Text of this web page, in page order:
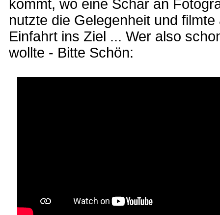
kommt, wo eine Schar an
nutzte die Gelegenheit und
Einfahrt ins Ziel ... Wer also
wollte - Bitte Schön: